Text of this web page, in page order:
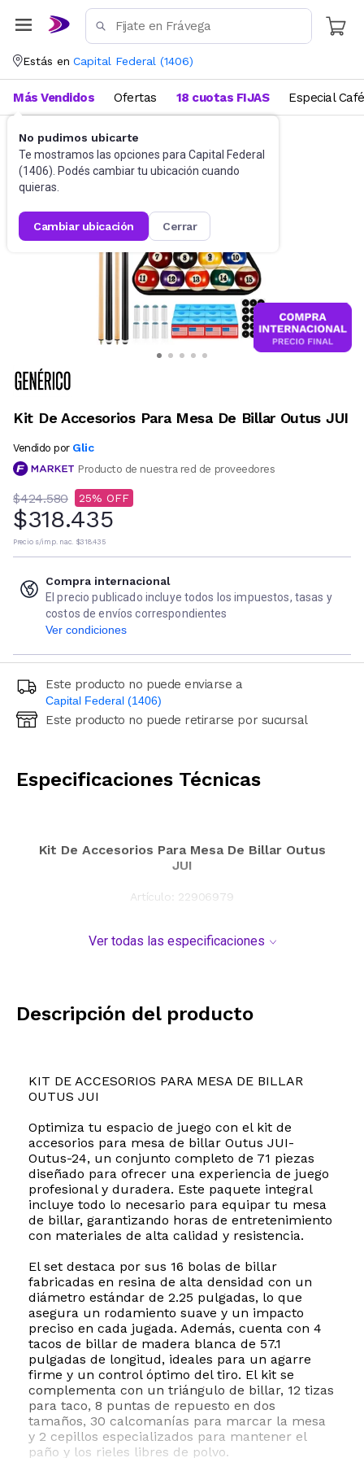
Estás en Capital Federal (1406)
No pudimos ubicarte
Te mostramos las opciones para Capital Federal
(1406). Podés cambiar tu ubicación cuando
quieras.
cambiar ubicación cerrar
Más Vendidos Ofertas 18 cuotas FIJAS Especial Café
Deportes y fitness
Kit De Accesorios Para Mesa De Billar Outus JUI
Vendido por Glic
Producto de nuestra red de proveedores
$424.580 25
$318.435
Precio s/imp. nac. $318.435
Compra internacional
El precio publicado incluye todos los impuestos, tasas y
costos de envíos correspondientes
Ver condiciones
Este producto no puede enviarse a
Capital Federal (1406)
Ingresá código postal (sólo números)
Este producto no puede retirarse por sucursal
Especificaciones Técnicas
Kit De Accesorios Para Mesa De Billar Outus
JUI
Artículo: 22906979
Ver todas las especificaciones
Descripción del producto
KIT DE ACCESORIOS PARA MESA DE BILLAR
OUTUS JUI
Optimiza tu espacio de juego con el kit de
accesorios para mesa de billar Outus JUI-
Outus-24, un conjunto completo de 71 piezas
diseñado para ofrecer una experiencia de juego
profesional y duradera. Este paquete integral
incluye todo lo necesario para equipar tu mesa
de billar, garantizando horas de entretenimiento
con materiales de alta calidad y resistencia.
El set destaca por sus 16 bolas de billar
fabricadas en resina de alta densidad con un
diámetro estándar de 2.25 pulgadas, lo que
asegura un rodamiento suave y un impacto
preciso en cada jugada. Además, cuenta con 4
tacos de billar de madera blanca de 57.1
pulgadas de longitud, ideales para un agarre
firme y un control óptimo del tiro. El kit se
complementa con un triángulo de billar, 12 tizas
para taco, 8 puntas de repuesto en dos
tamaños, 30 calcomanías para marcar la mesa
y 2 cepillos especializados para mantener el
paño y los rieles libres de polvo.